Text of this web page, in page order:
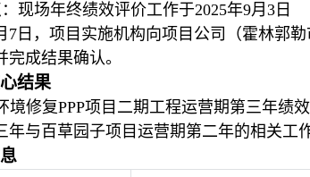
现场年终绩效评价工作于2025年9月3日
7日，项目实施机构向项目公司（霍林郭
成结果确认。
结果
境修复PPP项目二期工程运营期第三年绩
年与百草园子项目运营期第二年的相关工